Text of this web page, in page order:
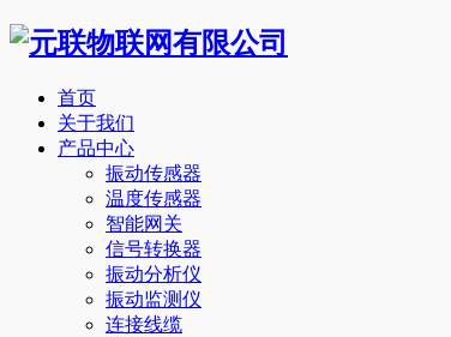
首页
关于我们
产品中心
振动传感器
温度传感器
智能网关
信号转换器
振动分析仪
振动监测仪
连接线缆